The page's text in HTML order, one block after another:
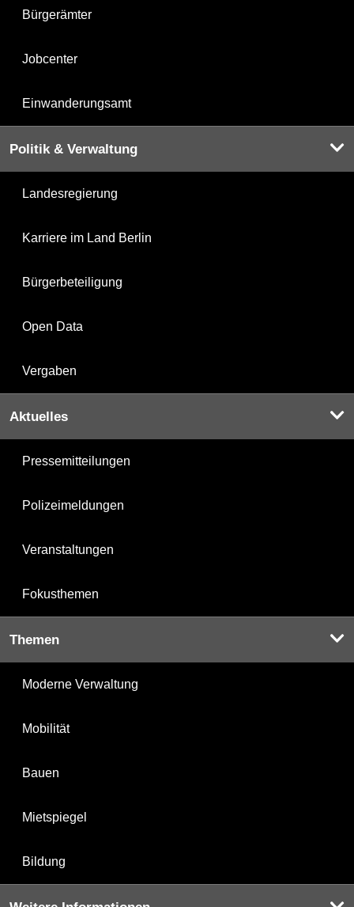
Bürgerämter
Jobcenter
Einwanderungsamt
Politik & Verwaltung
Landesregierung
Karriere im Land Berlin
Bürgerbeteiligung
Open Data
Vergaben
Aktuelles
Pressemitteilungen
Polizeimeldungen
Veranstaltungen
Fokusthemen
Themen
Moderne Verwaltung
Mobilität
Bauen
Mietspiegel
Bildung